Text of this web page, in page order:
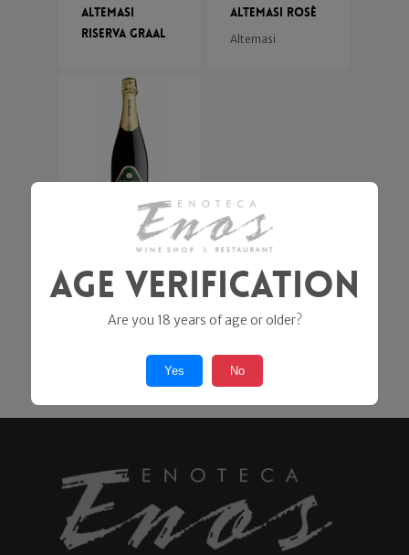
Altemasi
Riserva Graal
Altemasi Rosè
Altemasi
Trento Doc
Millesimato
2021
Altemasi
Age Verification
Are you 18 years of age or older?
Yes No